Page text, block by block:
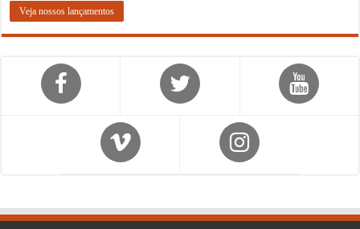
Veja nossos lançamentos